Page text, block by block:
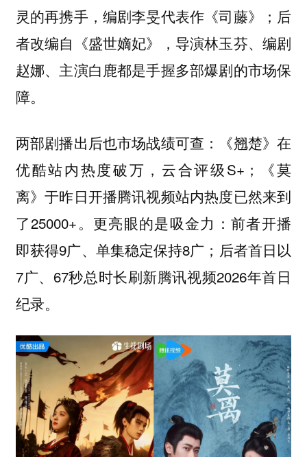
灵的再携手，编剧李旻代表作《司藤》；后
者改编自《盛世嫡妃》，导演林玉芬、编剧
赵娜、主演白鹿都是手握多部爆剧的市场保
障。
两部剧播出后也市场战绩可查：《翘楚》在
优酷站内热度破万，云合评级S+；《莫
离》于昨日开播腾讯视频站内热度已然来到
了25000+。更亮眼的是吸金力：前者开播
即获得9广、单集稳定保持8广；后者首日以
7广、67秒总时长刷新腾讯视频2026年首日
纪录。